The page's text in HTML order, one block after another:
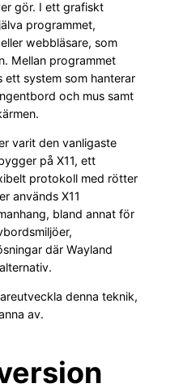
gör. I ett grafiskt
programmet,
webbläsare, som
Mellan programmet
system som hanterar
och mus samt
varit den vanligaste
på X11, ett
protokoll med rötter
används X11
bland annat för
där Wayland
denna teknik,
av.